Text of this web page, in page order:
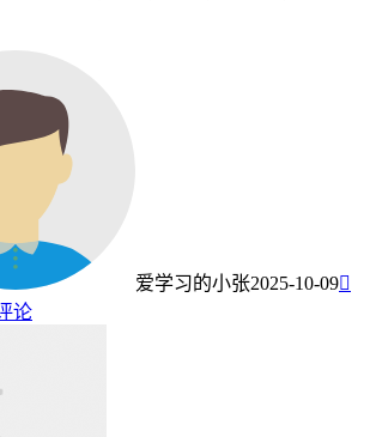
爱学习的小张2025-10-09
论